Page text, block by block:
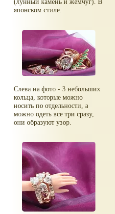
японском стиле.
Слева на фото - 3 небольших
кольца, которые можно
носить по отдельности, а
можно одеть все три сразу,
они образуют узор.